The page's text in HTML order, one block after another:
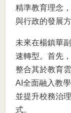
精準教育理念
與行政的發展
未來在楊鎮華
速轉型。首先
整合其於教育
AI全面融入教
並提升校務治
式。